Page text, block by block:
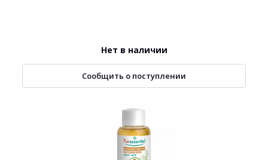
Нет в наличии
Сообщить о поступлении